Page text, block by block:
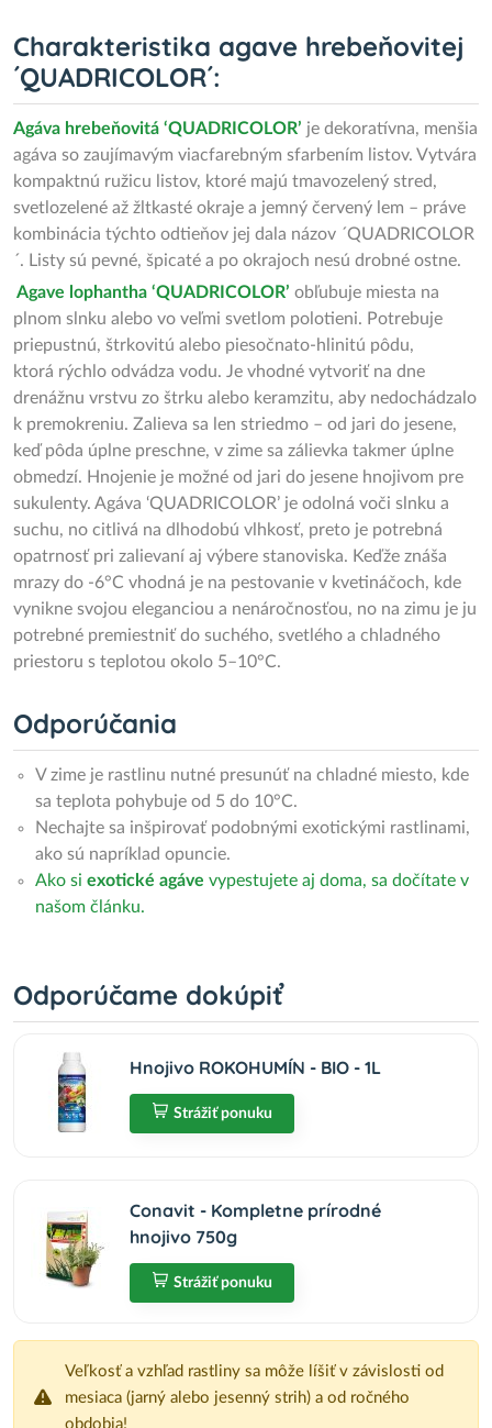
Charakteristika agave hrebeňovitej
´QUADRICOLOR´:
Agáva hrebeňovitá ‘QUADRICOLOR’ je dekoratívna, menšia
agáva so zaujímavým viacfarebným sfarbením listov. Vytvára
kompaktnú ružicu listov, ktoré majú tmavozelený stred,
svetlozelené až žltkasté okraje a jemný červený lem – práve
kombinácia týchto odtieňov jej dala názov ´QUADRICOLOR
´. Listy sú pevné, špicaté a po okrajoch nesú drobné ostne.
Agave lophantha ‘QUADRICOLOR’ obľubuje miesta na
plnom slnku alebo vo veľmi svetlom polotieni. Potrebuje
priepustnú, štrkovitú alebo piesočnato-hlinitú pôdu,
ktorá rýchlo odvádza vodu. Je vhodné vytvoriť na dne
drenážnu vrstvu zo štrku alebo keramzitu, aby nedochádzalo
k premokreniu. Zalieva sa len striedmo – od jari do jesene,
keď pôda úplne preschne, v zime sa zálievka takmer úplne
obmedzí. Hnojenie je možné od jari do jesene hnojivom pre
sukulenty. Agáva ‘QUADRICOLOR’ je odolná voči slnku a
suchu, no citlivá na dlhodobú vlhkosť, preto je potrebná
opatrnosť pri zalievaní aj výbere stanoviska. Keďže znáša
mrazy do -6°C vhodná je na pestovanie v kvetináčoch, kde
vynikne svojou eleganciou a nenáročnosťou, no na zimu je ju
potrebné premiestniť do suchého, svetlého a chladného
priestoru s teplotou okolo 5–10°C.
Odporúčania
V zime je rastlinu nutné presunúť na chladné miesto, kde
sa teplota pohybuje od 5 do 10°C.
Nechajte sa inšpirovať podobnými exotickými rastlinami,
ako sú napríklad opuncie.
Ako si exotické agáve vypestujete aj doma, sa dočítate v
našom článku.
Odporúčame dokúpiť
Hnojivo ROKOHUMÍN - BIO - 1L
Strážiť ponuku
Conavit - Kompletne prírodné
hnojivo 750g
Strážiť ponuku
Veľkosť a vzhľad rastliny sa môže líšiť v závislosti od
mesiaca (jarný alebo jesenný strih) a od ročného
obdobia!